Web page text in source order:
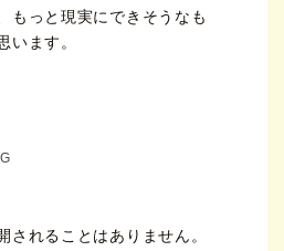
もっと現実にできそうなも
います。
されることはありません。